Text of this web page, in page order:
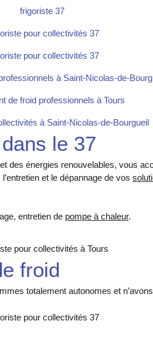
le 37
des énergies renouvelables, vous
et le dépannage de vos
entretien de pompe à chaleur.
froid
totalement autonomes et